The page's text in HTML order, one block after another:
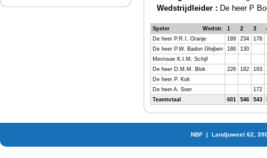
Wedstrijdleider : De heer P
Speler Wedstr. 1 2 3
De heer P.R.I. Oranje
189 234
178
De heer P.W. Badon Ghijben
186
130
Mevrouw K.I.M. Schijf
De heer D.M.M. Blok
226 182 193
De heer P. Kok
De heer A. Soer
172
Teamtotaal
601 546 543
NBF | Landjuweel 62,